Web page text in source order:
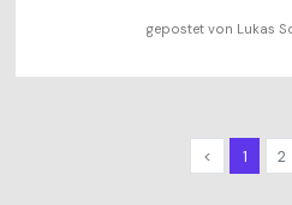
gepostet von Lukas
< 1 2